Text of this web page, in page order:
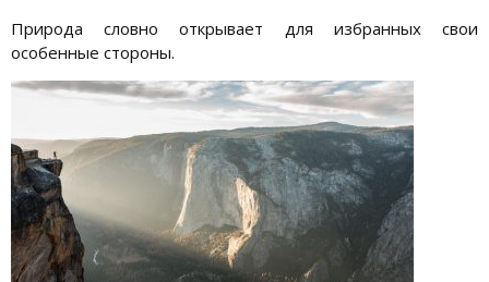
Природа словно открывает для избранных свои
особенные стороны.